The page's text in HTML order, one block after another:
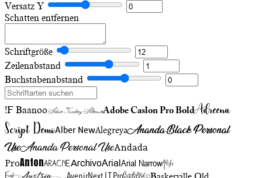
Versatz Y
Schatten entfernen
Schriftgröße
Zeilenabstand
Buchstabenabstand
!F BaanooAdine Kirnberg AlternateAdobe Caslon Pro BoldAdreena
Script DemoAlber NewAlegreyaAnanda Black Personal
UseAnanda Personal UseAndada
ProAntonAracneArchivoArialArial NarrowArtistic
Friend